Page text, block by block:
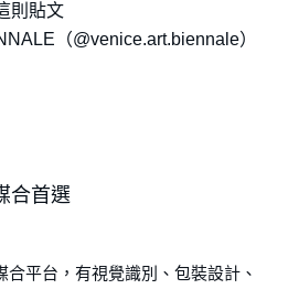
則貼文
（@venice.art.biennale）
合首選
平台，有視覺識別、包裝設計、